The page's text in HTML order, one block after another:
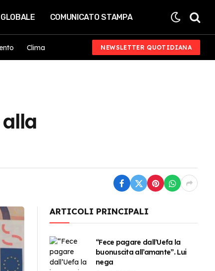
GLOBALE COMUNICATO STAMPA
Clima NEWSLETTER QUOTIDIANA
ARTICOLI PRINCIPALI
“Fece pagare dall’Uefa la
buonuscita all’amante”. Lui
nega